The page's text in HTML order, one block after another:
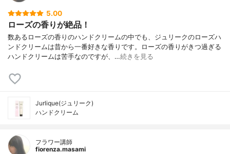
5.00
ローズの香りが絶品！
数あるローズの香りのハンドクリームの中でも、ジュリークのローズハ
ンドクリームは昔から一番好きな香りです。ローズの香りがきつ過ぎる
ハンドクリームは苦手なのですが、…続きを見る
Jurlique(ジュリーク)
ハンドクリーム
フラワー講師
fiorenza.masami